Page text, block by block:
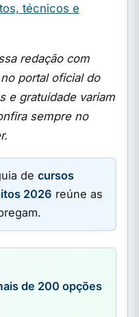
técnicos e
redação com
portal oficial do
e gratuidade variam
sempre no
de cursos
2026 reúne as
de 200 opções